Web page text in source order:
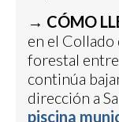
→ CÓMO
en el Collado
forestal
continúa
dirección a
piscina